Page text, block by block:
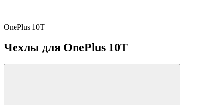
OnePlus 10T
Чехлы для OnePlus 10T